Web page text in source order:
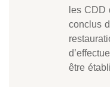
les CDD
conclus
être